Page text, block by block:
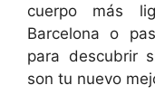
cuerpo más
Barcelona o
para descubrir
son tu nuevo